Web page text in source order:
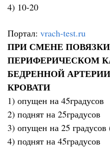
4) 10-20
Портал: vrach-test.ru
ПРИ СМЕНЕ
ПЕРИФЕРИЧЕСКОМ
БЕДРЕННОЙ
КРОВАТИ
1) опущен на 45градусов
2) поднят на 25градусов
3) опущен на 25 градусов
4) поднят на 45градусов